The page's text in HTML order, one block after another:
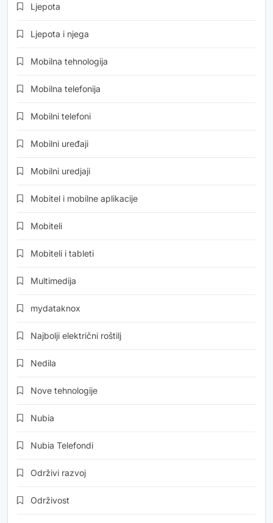
Ljepota
Ljepota i njega
Mobilna tehnologija
Mobilna telefonija
Mobilni telefoni
Mobilni uređaji
Mobilni uredjaji
Mobitel i mobilne aplikacije
Mobiteli
Mobiteli i tableti
Multimedija
mydataknox
Najbolji električni roštilj
Nedila
Nove tehnologije
Nubia
Nubia Telefondi
Održivi razvoj
Održivost